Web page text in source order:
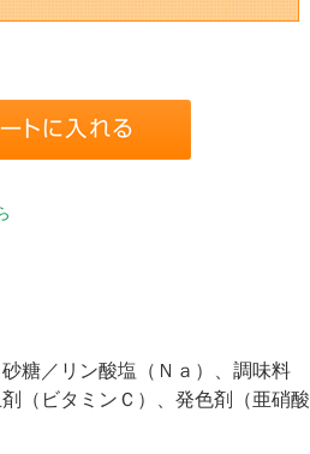
糖／リン酸塩（Ｎａ）、調味料
（ビタミンＣ）、発色剤（亜硝酸